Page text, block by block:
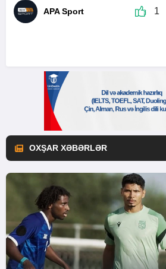
APA Sport 1
OXŞAR XƏBƏRLƏR